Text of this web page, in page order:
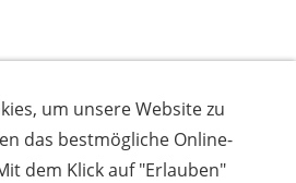
Altstadt Freiburgs und für
können wir Ihnen den
die nahegelegene Schweiz
um unsere Website zu
das bestmögliche Online-
dem Klick auf "Erlauben"